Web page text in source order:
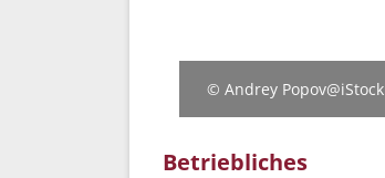
© Andrey Popov@iStock
Betriebliches